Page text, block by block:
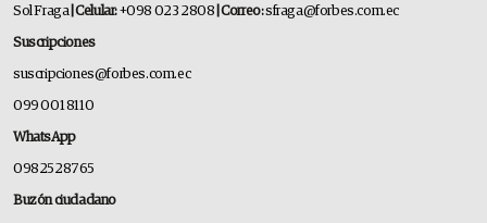
Sol Fraga| Celular:+098 023 2808 | Correo:sfraga@forbes.com.ec
Suscripciones
suscripciones@forbes.com.ec
099 001 8110
WhatsApp
0982528765
Buzón ciudadano